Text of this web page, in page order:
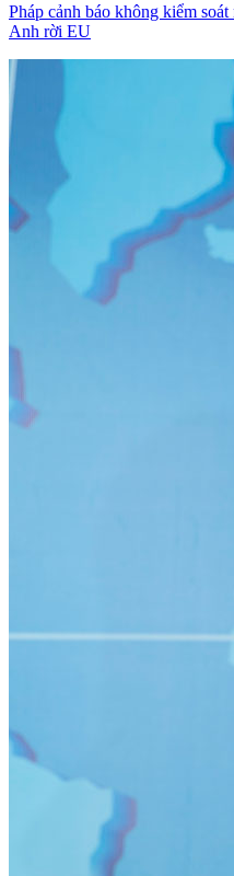
Pháp cảnh báo không kiểm
Anh rời EU